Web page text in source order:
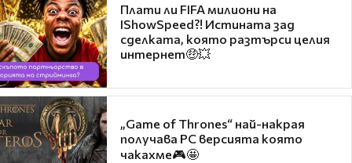
Плати ли FIFA милиони на
IShowSpeed?! Истината зад
сделката, която разтърси целия
интернет🤑💥
„Game of Thrones“ най-накрая
получава PC версията която
чакахме🎮🤩